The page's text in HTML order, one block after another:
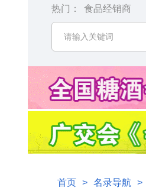
热门： 食品经销商
首页 > 名录导航 >